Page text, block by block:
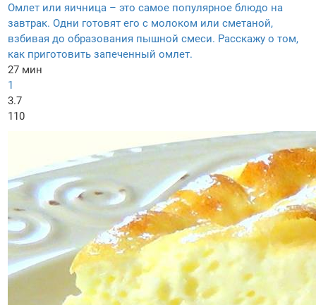
Омлет или яичница – это самое популярное блюдо на
завтрак. Одни готовят его с молоком или сметаной,
взбивая до образования пышной смеси. Расскажу о том,
как приготовить запеченный омлет.
27 мин
1
3.7
110